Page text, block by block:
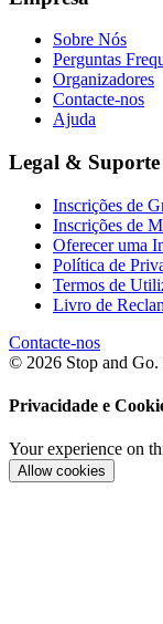
Sobre Nós
Perguntas
Organizadores
Contacte-nos
Ajuda
Legal & Suporte
Inscrições de
Inscrições de
Oferecer uma
Política de
Termos de
Livro de
Contacte-nos
© 2026 Stop and Go.
Privacidade e
Your experience on
Allow cookies